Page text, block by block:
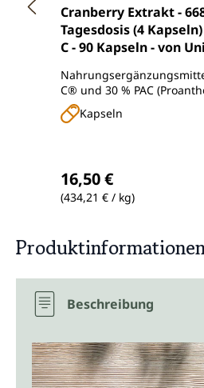
Durchschnittliche
Cranberry Extrakt -
Tagesdosis (4
C - 90 Kapseln - von
C® und 30 % PAC
Kapseln
16,50 €
(434,21 € / kg)
Beschreibung